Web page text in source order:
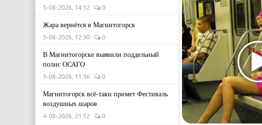
5-08-2026, 14:12 0
Жара вернётся в Магнитогорск
5-08-2026, 12:30 0
В Магнитогорске выявили поддельный
полис ОСАГО
5-08-2026, 11:56 0
Магнитогорск всё-таки примет Фестиваль
воздушных шаров
4-08-2026, 21:52 0